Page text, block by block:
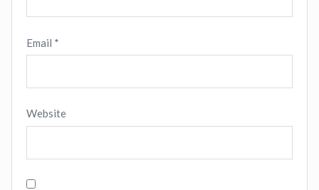
Email *
Website